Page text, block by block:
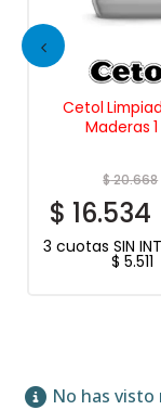
Cetol
Maderas 1
$20.668
$ 16.534
3 cuotas SIN
$ 5.511
No has